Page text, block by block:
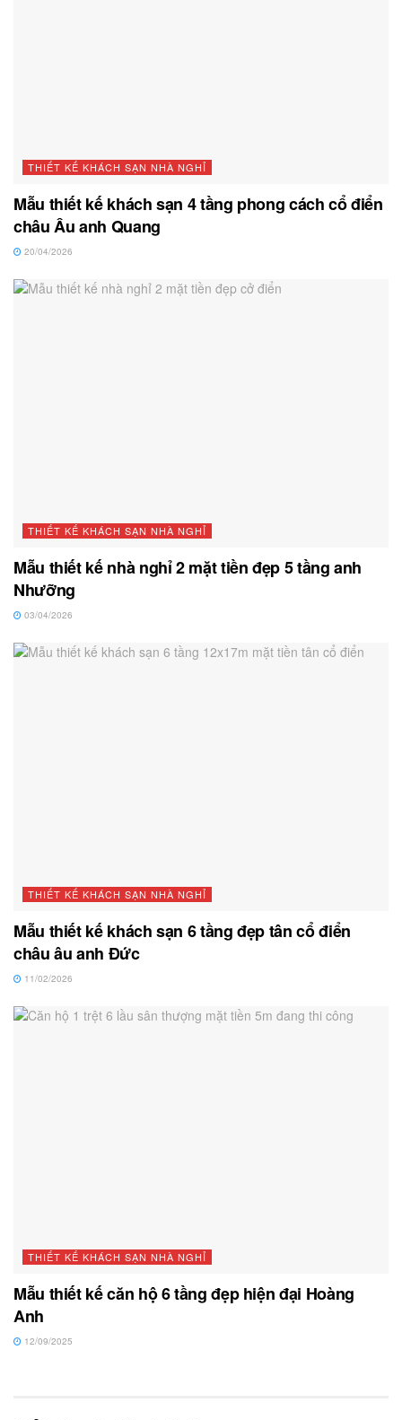
THIẾT KẾ KHÁCH SẠN NHÀ NGHỈ
Mẫu thiết kế khách sạn 4 tầng phong cách cổ điển
châu Âu anh Quang
20/04/2026
THIẾT KẾ KHÁCH SẠN NHÀ NGHỈ
Mẫu thiết kế nhà nghỉ 2 mặt tiền đẹp 5 tầng anh
Nhưỡng
03/04/2026
THIẾT KẾ KHÁCH SẠN NHÀ NGHỈ
Mẫu thiết kế khách sạn 6 tầng đẹp tân cổ điển
châu âu anh Đức
11/02/2026
THIẾT KẾ KHÁCH SẠN NHÀ NGHỈ
Mẫu thiết kế căn hộ 6 tầng đẹp hiện đại Hoàng
Anh
12/09/2025